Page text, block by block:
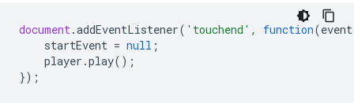
document.addEventListener( 'touchend' , function(event
startEvent = null ;
player .play();
});